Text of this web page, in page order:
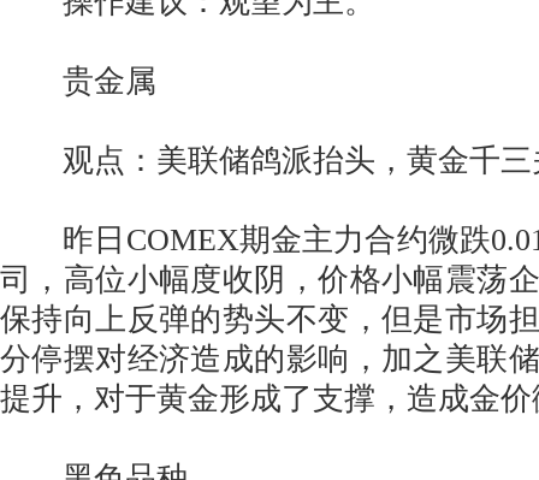
贵金属
观点：美联储鸽派抬头，黄金千三
昨日COMEX期金主力合约微跌
司，高位小幅度收阴，价格小幅震荡
保持向上反弹的势头不变，但是市场
分停摆对经济造成的影响，加之美联
提升，对于黄金形成了支撑，造成金